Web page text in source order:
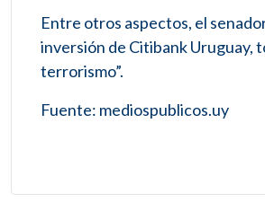
Entre otros aspectos, el
inversión de Citibank Uruguay,
terrorismo”.
Fuente: mediospublicos.uy